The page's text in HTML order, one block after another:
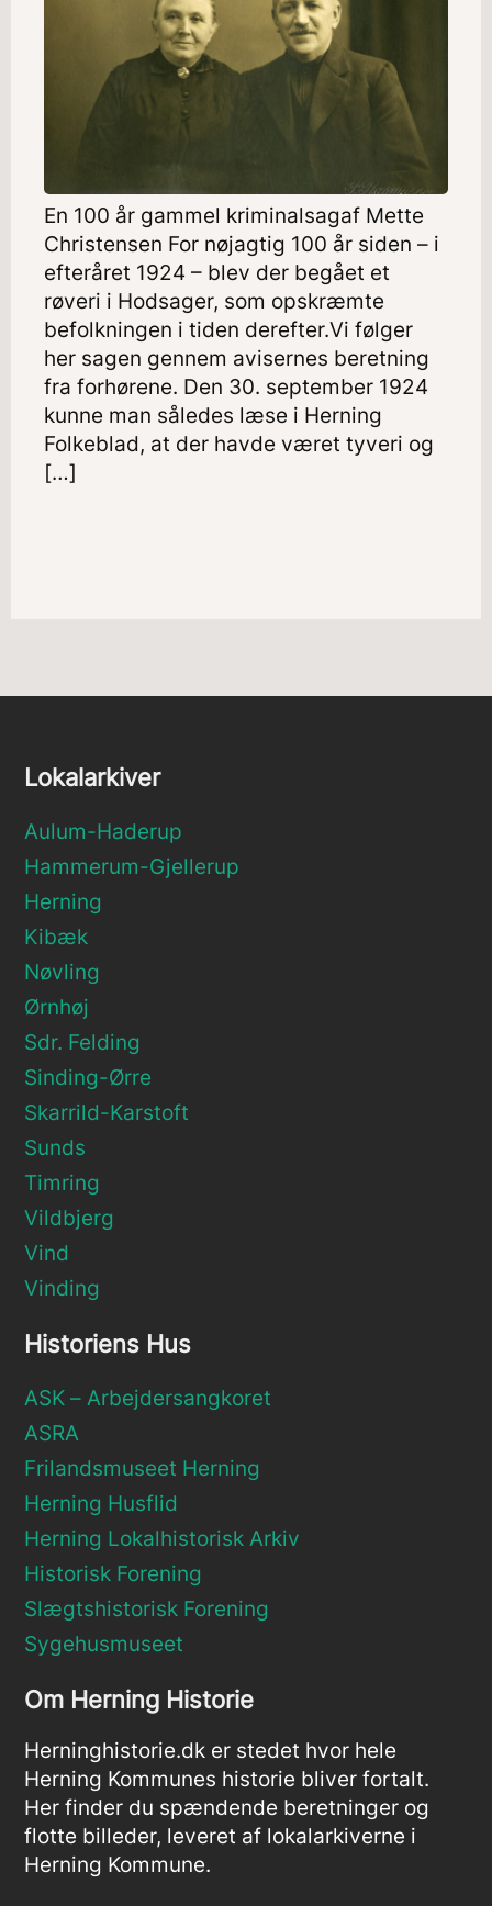
En 100 år gammel kriminalsagaf Mette
Christensen For nøjagtig 100 år siden – i
efteråret 1924 – blev der begået et
røveri i Hodsager, som opskræmte
befolkningen i tiden derefter.Vi følger
her sagen gennem avisernes beretning
fra forhørene. Den 30. september 1924
kunne man således læse i Herning
Folkeblad, at der havde været tyveri og
[…]
Lokalarkiver
Aulum-Haderup
Hammerum-Gjellerup
Herning
Kibæk
Nøvling
Ørnhøj
Sdr. Felding
Sinding-Ørre
Skarrild-Karstoft
Sunds
Timring
Vildbjerg
Vind
Vinding
Historiens Hus
ASK – Arbejdersangkoret
ASRA
Frilandsmuseet Herning
Herning Husflid
Herning Lokalhistorisk Arkiv
Historisk Forening
Slægtshistorisk Forening
Sygehusmuseet
Om Herning Historie
Herninghistorie.dk er stedet hvor hele
Herning Kommunes historie bliver fortalt.
Her finder du spændende beretninger og
flotte billeder, leveret af lokalarkiverne i
Herning Kommune.